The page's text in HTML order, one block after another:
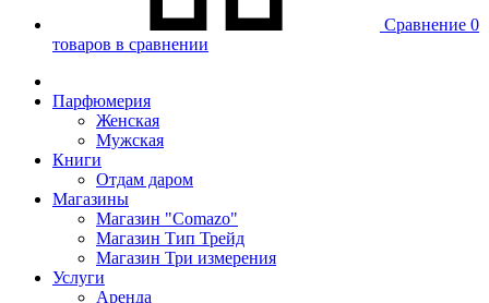
Сравнение 0
товаров в сравнении
Парфюмерия
Женская
Мужская
Книги
Отдам даром
Магазины
Магазин "Comazo"
Магазин Тип Трейд
Магазин Три измерения
Услуги
Аренда